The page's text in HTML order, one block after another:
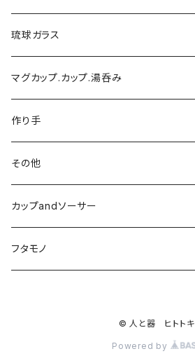
琉球ガラス
マグカップ.カップ.湯呑み
作り手
陶芸こまがた
榮一工房
ガラス工房ブンタロウ
その他
陶眞窯
カップandソーサー
フタモノ
© 人と器 ヒトトキ
Powered by